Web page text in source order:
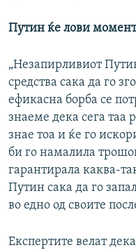
Путин ќе лови
„Незапирливиот
средства сака да го
ефикасна борба се
знаеме дека сега таа
знае тоа и ќе го
би го намалила
гарантирала каква-
Путин сака да го
во едно од своите
Експертите велат